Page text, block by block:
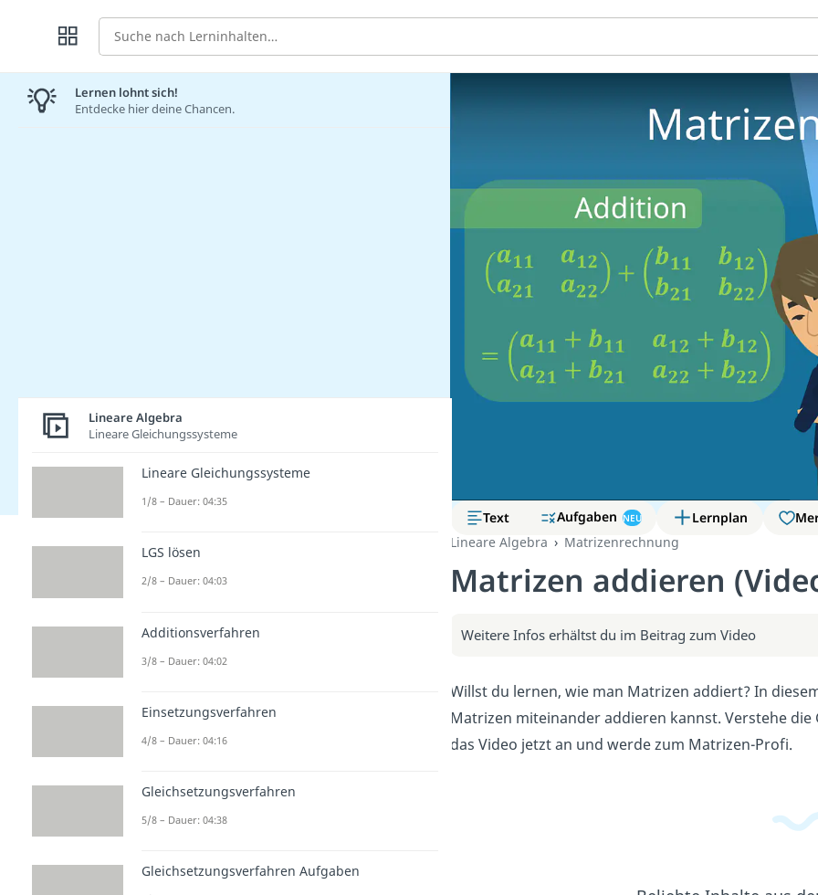
Suche
Text Aufgaben NEU Lernplan
Lineare Algebra
Matrizenrechnung
Matrizen addieren
Weitere Infos erhältst du im Beitrag zum Video
Willst du lernen, wie man Matrizen addiert? In
Matrizen miteinander addieren kannst. Verstehe
das Video jetzt an und werde zum Matrizen-Profi.
Lernen lohnt sich!
Entdecke hier deine Chancen.
Lineare Algebra
Lineare Gleichungssysteme
Lineare Gleichungssysteme
1/8 – Dauer: 04:35
LGS lösen
2/8 – Dauer: 04:03
Additionsverfahren
3/8 – Dauer: 04:02
Einsetzungsverfahren
4/8 – Dauer: 04:16
Gleichsetzungsverfahren
5/8 – Dauer: 04:38
Gleichsetzungsverfahren Aufgaben